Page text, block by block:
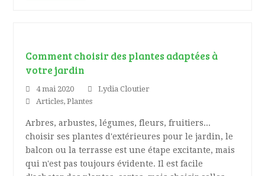
Comment choisir des plantes adaptées à
votre jardin
4 mai 2020
Lydia Cloutier
Articles,Plantes
Arbres, arbustes, légumes, fleurs, fruitiers...
choisir ses plantes d'extérieures pour le jardin, le
balcon ou la terrasse est une étape excitante, mais
qui n'est pas toujours évidente. Il est facile